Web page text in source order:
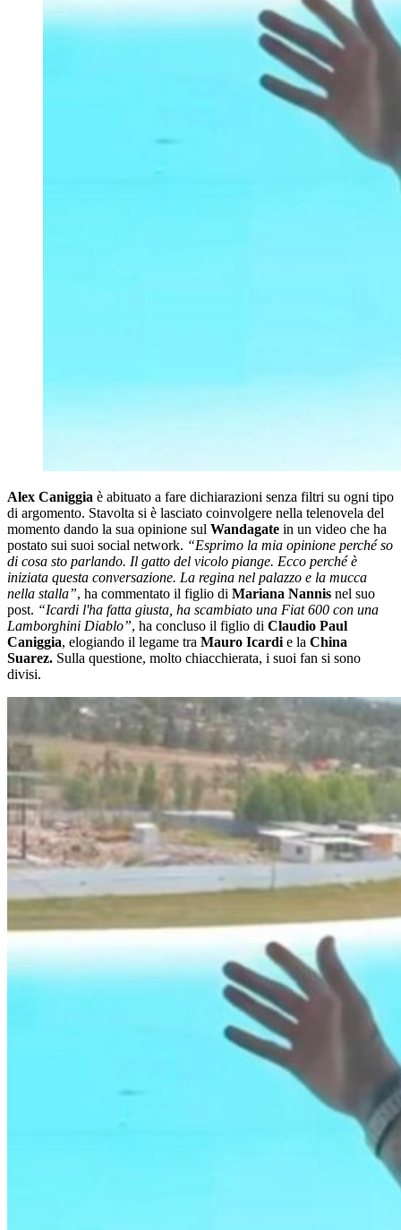
Alex Caniggia è abituato a fare dichiarazioni senza filtri su ogni tipo
di argomento. Stavolta si è lasciato coinvolgere nella telenovela del
momento dando la sua opinione sul Wandagate in un video che ha
postato sui suoi social network. “Esprimo la mia opinione perché so
di cosa sto parlando. Il gatto del vicolo piange. Ecco perché è
iniziata questa conversazione. La regina nel palazzo e la mucca
nella stalla”, ha commentato il figlio di Mariana Nannis nel suo
post. “Icardi l'ha fatta giusta, ha scambiato una Fiat 600 con una
Lamborghini Diablo”, ha concluso il figlio di Claudio Paul
Caniggia, elogiando il legame tra Mauro Icardi e la China
Suarez. Sulla questione, molto chiacchierata, i suoi fan si sono
divisi.